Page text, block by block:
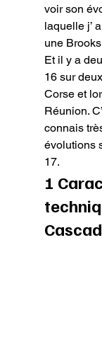
voir son
laquelle j’
une
Et il y a
16 sur
Corse et
Réunion.
connais
évolutions
17.
1